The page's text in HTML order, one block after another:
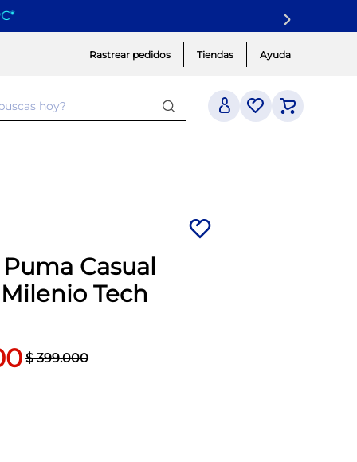
*
Rastrear pedidos Tiendas Ayuda
Casual
Tech
$ 399.000